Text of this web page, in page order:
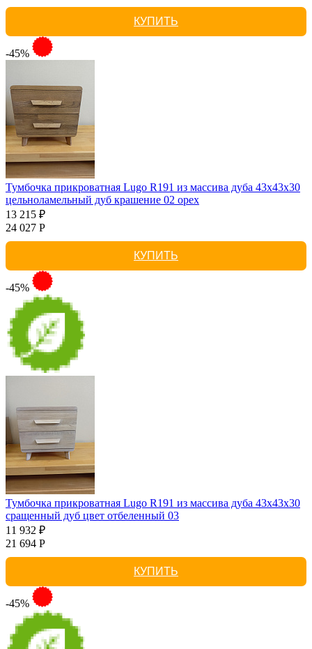
КУПИТЬ
-45%
Тумбочка прикроватная Lugo R191 из массива дуба 43х43х30
цельноламельный дуб крашение 02 орех
13 215 ₽
24 027 Р
КУПИТЬ
-45%
Тумбочка прикроватная Lugo R191 из массива дуба 43х43х30
сращенный дуб цвет отбеленный 03
11 932 ₽
21 694 Р
КУПИТЬ
-45%